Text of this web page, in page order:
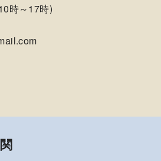
時～17時)